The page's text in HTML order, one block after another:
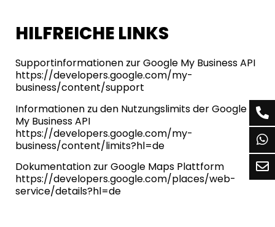
HILFREICHE LINKS
Supportinformationen zur Google My Business API
https://developers.google.com/my-
business/content/support
Informationen zu den Nutzungslimits der Google
My Business API
https://developers.google.com/my-
business/content/limits?hl=de
Dokumentation zur Google Maps Plattform
https://developers.google.com/places/web-
service/details?hl=de